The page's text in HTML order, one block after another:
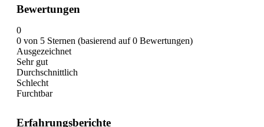
Bewertungen
0
0 von 5 Sternen (basierend auf 0 Bewertungen)
Ausgezeichnet
Sehr gut
Durchschnittlich
Schlecht
Furchtbar
Erfahrungsberichte